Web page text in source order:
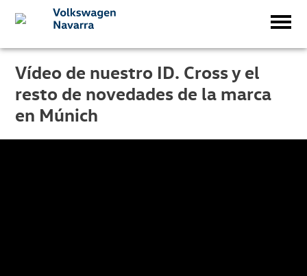
Vídeo de nuestro ID. Cross y el
resto de novedades de la marca
en Múnich